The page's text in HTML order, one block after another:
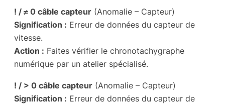
! / ≠ 0 câble capteur (Anomalie – Capteur)
Signification : Erreur de données du capteur de
vitesse.
Action : Faites vérifier le chronotachygraphe
numérique par un atelier spécialisé.
! / > 0 câble capteur (Anomalie – Capteur)
Signification : Erreur de données du capteur de